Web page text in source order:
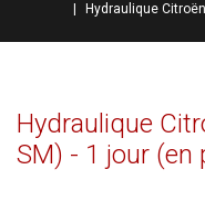
Hydraulique
Hydraulique
SM) - 1 jour (en